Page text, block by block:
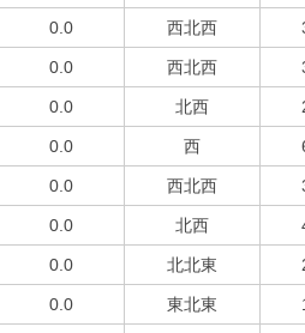
0.0 西北西
0.0 西北西
0.0 北西
0.0 西
0.0 西北西
0.0 北西
0.0 北北東
0.0 東北東